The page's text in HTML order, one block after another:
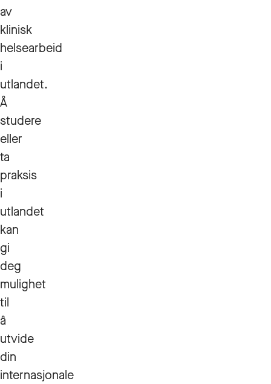
av
klinisk
helsearbeid
i
utlandet.
Å
studere
eller
ta
praksis
i
utlandet
kan
gi
deg
mulighet
til
å
utvide
din
internasjonale